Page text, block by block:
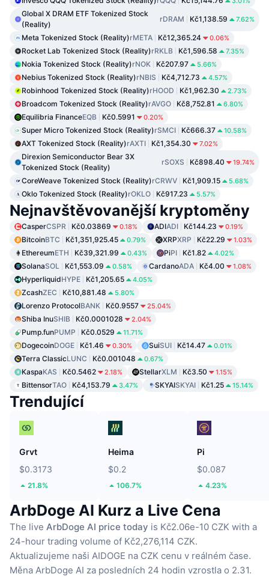
Global X DRAM ETF Tokenized Stock
(Reality)
rDRAM Kč1,138.59 7.62%
Meta Tokenized Stock (Reality)rMETA Kč12,365.24 0.06%
Rocket Lab Tokenized Stock (Reality)rRKLB Kč1,596.58 7.35%
Nokia Tokenized Stock (Reality)rNOK Kč207.97 5.66%
Nebius Tokenized Stock (Reality)rNBIS Kč4,712.73 4.57%
Robinhood Tokenized Stock (Reality)rHOOD Kč1,962.30 2.73%
Broadcom Tokenized Stock (Reality)rAVGO Kč8,752.81 6.80%
Equilibria FinanceEQB Kč0.5991 0.20%
Super Micro Tokenized Stock (Reality)rSMCI Kč666.37 10.58%
AXT Tokenized Stock (Reality)rAXTI Kč1,354.30 7.02%
Direxion Semiconductor Bear 3X
Tokenized Stock (Reality)
rSOXS Kč898.40 19.74%
CoreWeave Tokenized Stock (Reality)rCRWV Kč1,909.15 5.68%
Oklo Tokenized Stock (Reality)rOKLO Kč917.23 5.57%
Nejnavštěvovanější kryptoměny
CasperCSPR Kč0.03869 0.18% ADIADI Kč144.23 0.19%
BitcoinBTC Kč1,351,925.45 0.79% XRPXRP Kč22.29 1.03%
EthereumETH Kč39,321.99 0.43% PiPI Kč1.82 4.02%
SolanaSOL Kč1,553.09 0.58% CardanoADA Kč4.00 1.08%
HyperliquidHYPE Kč1,205.65 4.05%
ZcashZEC Kč10,881.48 5.80%
Lorenzo ProtocolBANK Kč0.9557 25.04%
Shiba InuSHIB Kč0.0001028 2.04%
Pump.funPUMP Kč0.0529 11.71%
DogecoinDOGE Kč1.46 0.30% SuiSUI Kč14.47 0.01%
Terra ClassicLUNC Kč0.001048 0.67%
KaspaKAS Kč0.5462 2.18% StellarXLM Kč3.50 1.15%
BittensorTAO Kč4,153.79 3.47% SKYAISKYAI Kč1.25 15.14%
Trendující
Grvt
$0.3173
21.8%
Heima
$0.2
106.7%
Pi
$0.087
4.23%
ArbDoge AI Kurz a Live Cena
The live ArbDoge AI price today is Kč2.06e-10 CZK with a
24-hour trading volume of Kč2,276,114 CZK.
Aktualizujeme naši AIDOGE na CZK cenu v reálném čase.
Měna ArbDoge AI za posledních 24 hodin vzrostla o 2.31.